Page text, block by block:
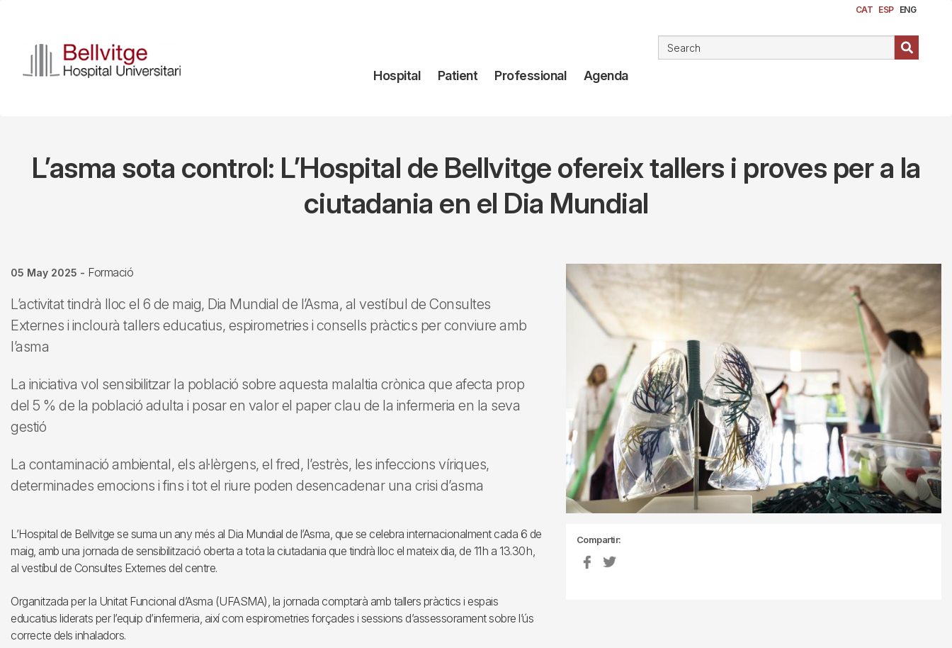
content
CAT ESP ENG
Navegación
Hospital Patient Professional Agenda
L’asma sota control: L’Hospital de Bellvitge ofereix tallers i proves per a la
ciutadania en el Dia Mundial
05 May 2025 - Formació
L’activitat tindrà lloc el 6 de maig, Dia Mundial de l’Asma, al vestíbul de Consultes
Externes i inclourà tallers educatius, espirometries i consells pràctics per conviure amb
l’asma
La iniciativa vol sensibilitzar la població sobre aquesta malaltia crònica que afecta prop
del 5 % de la població adulta i posar en valor el paper clau de la infermeria en la seva
gestió
La contaminació ambiental, els al·lèrgens, el fred, l’estrès, les infeccions víriques,
determinades emocions i fins i tot el riure poden desencadenar una crisi d’asma
L’Hospital de Bellvitge se suma un any més al Dia Mundial de l’Asma, que se celebra internacionalment cada 6 de
maig, amb una jornada de sensibilització oberta a tota la ciutadania que tindrà lloc el mateix dia, de 11 h a 13.30 h,
al vestíbul de Consultes Externes del centre.
Organitzada per la Unitat Funcional d’Asma (UFASMA), la jornada comptarà amb tallers pràctics i espais
educatius liderats per l’equip d’infermeria, així com espirometries forçades i sessions d’assessorament sobre l’ús
correcte dels inhaladors.
Compartir: